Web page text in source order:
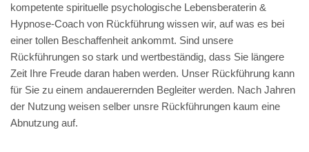
kompetente spirituelle psychologische Lebensberaterin &
Hypnose-Coach von Rückführung wissen wir, auf was es bei
einer tollen Beschaffenheit ankommt. Sind unsere
Rückführungen so stark und wertbeständig, dass Sie längere
Zeit Ihre Freude daran haben werden. Unser Rückführung kann
für Sie zu einem andauerernden Begleiter werden. Nach Jahren
der Nutzung weisen selber unsre Rückführungen kaum eine
Abnutzung auf.